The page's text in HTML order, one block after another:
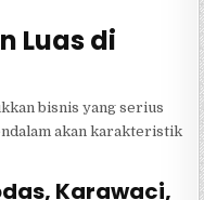
Luas di
bisnis yang serius
akan karakteristik
Karawaci,